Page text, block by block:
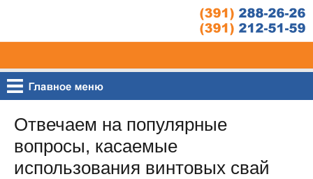
Отвечаем на популярные
вопросы, касаемые
использования винтовых свай